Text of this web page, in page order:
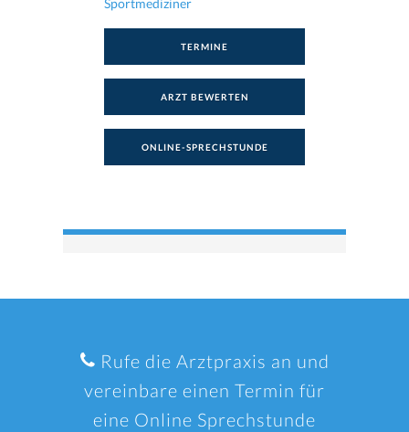
Sportmediziner
TERMINE
ARZT BEWERTEN
ONLINE-SPRECHSTUNDE
Rufe die Arztpraxis an und
vereinbare einen Termin für
eine Online Sprechstunde